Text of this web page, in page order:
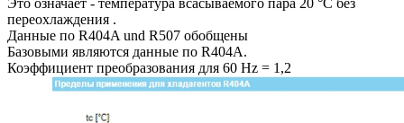
переохлаждения .
Данные по R404A und R507 обобщены
Базовыми являются данные по R404A.
Коэффициент преобразования для 60 Hz = 1,2